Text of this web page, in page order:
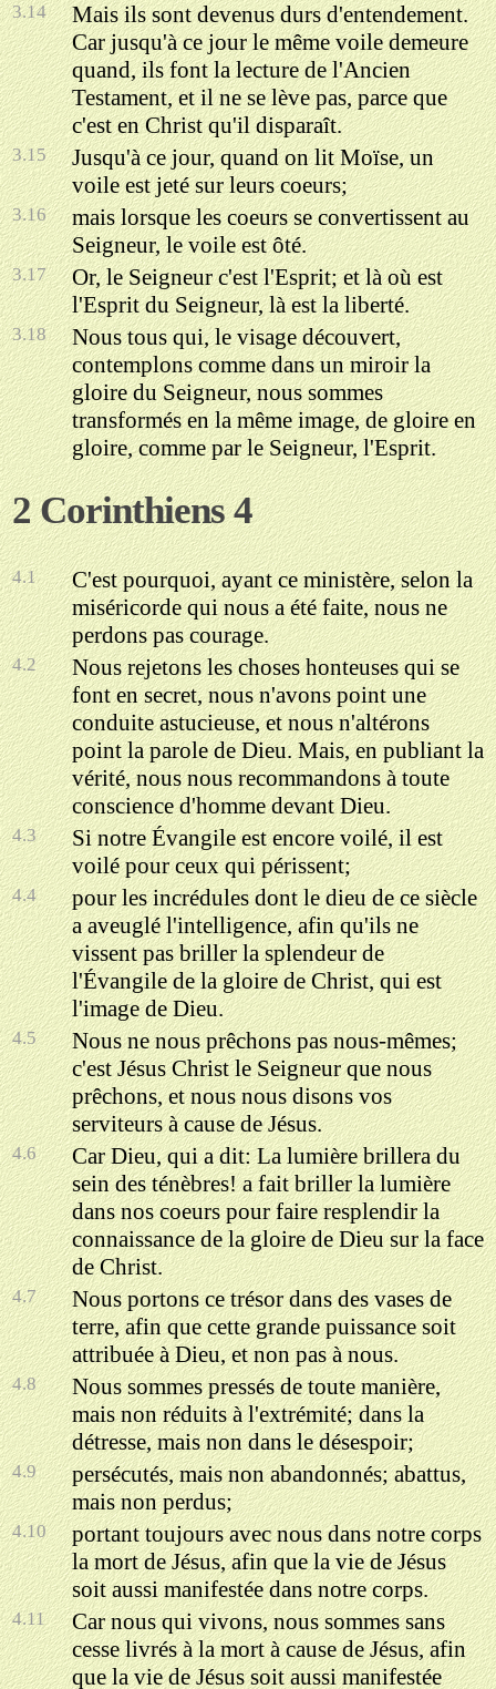
3.14
Mais ils sont devenus durs d'entendement.
Car jusqu'à ce jour le même voile demeure
quand, ils font la lecture de l'Ancien
Testament, et il ne se lève pas, parce que
c'est en Christ qu'il disparaît.
3.15
Jusqu'à ce jour, quand on lit Moïse, un
voile est jeté sur leurs coeurs;
3.16
mais lorsque les coeurs se convertissent au
Seigneur, le voile est ôté.
3.17
Or, le Seigneur c'est l'Esprit; et là où est
l'Esprit du Seigneur, là est la liberté.
3.18
Nous tous qui, le visage découvert,
contemplons comme dans un miroir la
gloire du Seigneur, nous sommes
transformés en la même image, de gloire en
gloire, comme par le Seigneur, l'Esprit.
2 Corinthiens 4
4.1
C'est pourquoi, ayant ce ministère, selon la
miséricorde qui nous a été faite, nous ne
perdons pas courage.
4.2
Nous rejetons les choses honteuses qui se
font en secret, nous n'avons point une
conduite astucieuse, et nous n'altérons
point la parole de Dieu. Mais, en publiant la
vérité, nous nous recommandons à toute
conscience d'homme devant Dieu.
4.3
Si notre Évangile est encore voilé, il est
voilé pour ceux qui périssent;
4.4
pour les incrédules dont le dieu de ce siècle
a aveuglé l'intelligence, afin qu'ils ne
vissent pas briller la splendeur de
l'Évangile de la gloire de Christ, qui est
l'image de Dieu.
4.5
Nous ne nous prêchons pas nous-mêmes;
c'est Jésus Christ le Seigneur que nous
prêchons, et nous nous disons vos
serviteurs à cause de Jésus.
4.6
Car Dieu, qui a dit: La lumière brillera du
sein des ténèbres! a fait briller la lumière
dans nos coeurs pour faire resplendir la
connaissance de la gloire de Dieu sur la face
de Christ.
4.7
Nous portons ce trésor dans des vases de
terre, afin que cette grande puissance soit
attribuée à Dieu, et non pas à nous.
4.8
Nous sommes pressés de toute manière,
mais non réduits à l'extrémité; dans la
détresse, mais non dans le désespoir;
4.9
persécutés, mais non abandonnés; abattus,
mais non perdus;
4.10
portant toujours avec nous dans notre corps
la mort de Jésus, afin que la vie de Jésus
soit aussi manifestée dans notre corps.
4.11
Car nous qui vivons, nous sommes sans
cesse livrés à la mort à cause de Jésus, afin
que la vie de Jésus soit aussi manifestée